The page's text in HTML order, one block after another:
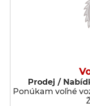
Prodej /
Ponúkam voľné